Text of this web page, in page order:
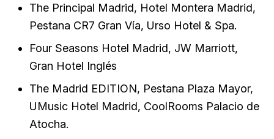
The Principal Madrid, Hotel Montera Madrid,
Pestana CR7 Gran Vía, Urso Hotel & Spa.
Four Seasons Hotel Madrid, JW Marriott,
Gran Hotel Inglés
The Madrid EDITION, Pestana Plaza Mayor,
UMusic Hotel Madrid, CoolRooms Palacio de
Atocha.